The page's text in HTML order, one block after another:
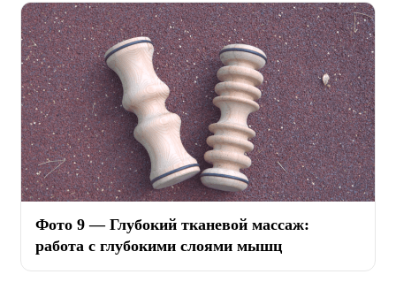
Фото 9 — Глубокий тканевой массаж:
работа с глубокими слоями мышц